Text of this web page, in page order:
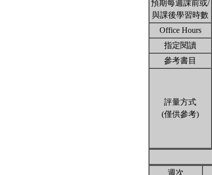
預期每週課前或/
與課後學習時數
Office Hours
指定閱讀
參考書目
評量方式
(僅供參考)
週次